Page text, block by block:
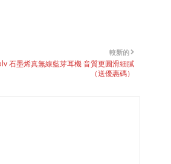
較新的
石墨烯真無線藍芽耳機 音質更圓滑細膩
（送優惠碼）